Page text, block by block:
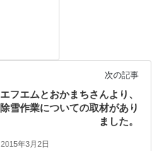
次の記事
エフエムとおかまちさんより、
除雪作業についての取材があり
ました。
2015年3月2日